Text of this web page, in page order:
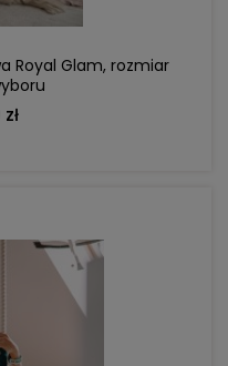
Royal Glam, rozmiar